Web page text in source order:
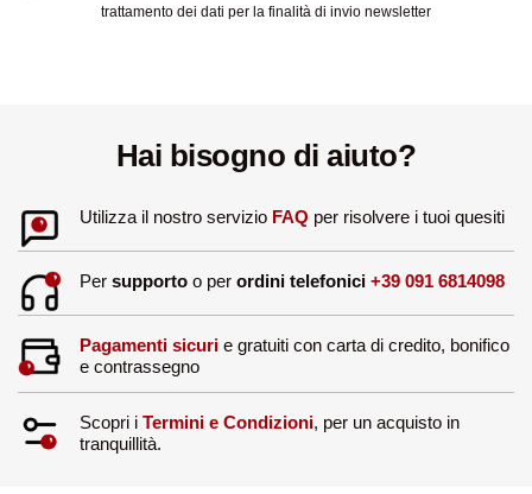
trattamento dei dati per la finalità di invio newsletter
Hai bisogno di aiuto?
Utilizza il nostro servizio FAQ per risolvere i tuoi quesiti
Per supportoo per ordini telefonici +39 091 6814098
Pagamenti sicurie gratuiti con carta di credito, bonifico
e contrassegno
Scopri i Termini e Condizioni, per un acquisto in
tranquillità.